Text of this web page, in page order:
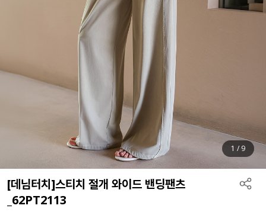
1 / 9
[데님터치]스티치 절개 와이드 밴딩팬츠
_62PT2113